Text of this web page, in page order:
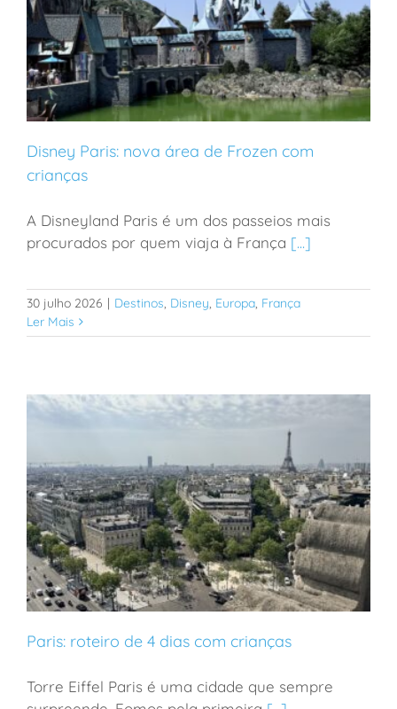
Disney Paris: nova área de Frozen com crianças
Disney Paris: nova área de Frozen com
crianças
A Disneyland Paris é um dos passeios mais
procurados por quem viaja à França [...]
30 julho 2026 | Destinos, Disney, Europa, França
Ler Mais
Paris: roteiro de 4 dias com crianças
Torre Eiffel Paris é uma cidade que sempre